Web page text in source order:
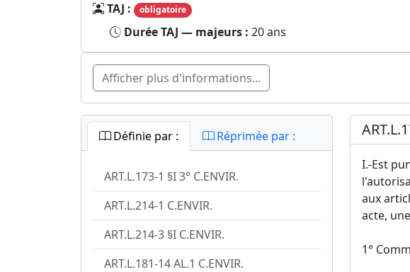
TAJ : obligatoire
Durée TAJ — majeurs : 20 ans
Afficher plus d'informations...
Définie par : Réprimée par :
ART.L.173-1 §I 3° C.ENVIR.
ART.L.214-1 C.ENVIR.
ART.L.214-3 §I C.ENVIR.
ART.L.181-14 AL.1 C.ENVIR.
I.-Est
aux
acte,
1°